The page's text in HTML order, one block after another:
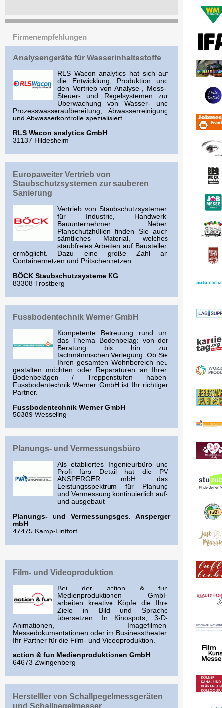
Firmenempfehlungen
Analysengeräte für Wasserinhaltsstoffe
RLS Wacon analytics hat sich auf
die Entwicklung, Produktion und
den Vertrieb von Analyse-, Mess-,
Steuer- und Regelsystemen zur
Überwachung von Wasser- und
Prozesswasseraufbereitung, Abwasserreinigung
und Abwasserkontrolle spezialisiert.
RLS Wacon analytics GmbH
31137 Hildesheim
Europaweiter Vertrieb von
Staubschutzsystemen zur sauberen
Sanierung
Vertrieb von Staubschutzsystemen
für Industrie, Handwerk,
Bauunternehmen. Neben
Planschutzhüllen finden Sie auch
sämtliches Material, welches
staubfreies Arbeiten auf Baustellen
ermöglicht. Dazu eine große Zahl an
Containernetzen und Pritschennetzen.
BÖCK Staubschutzsysteme KG
83308 Trostberg
Fussbodentechnik Werner GmbH
Kompetente Betreuung rund um
das Thema Bodenbelag: von der
Beratung bis hin zur
fachmännischen Verlegung. Ob Sie
Ihren gesamten Wohnbereich neu
gestalten möchten oder Reparaturen an Ihren
Bodenbelägen / Treppenstufen haben,
Fussbodentechnik Werner GmbH ist Ihr richtiger
Partner.
Fussbodentechnik Werner GmbH
50389 Wesseling
Planungs- und Vermessungsbüro
Als etabliertes Ingenieurbüro und
Profi fürs Detail hat die PV
ANSPERGER mbH das
Leistungsspektrum für Planung
und Vermessung kontinuierlich auf-
und ausgebaut
Planungs- und Vermessungsges. Ansperger
mbH
47475 Kamp-Lintfort
Film- und Videoproduktion
Bei der action & fun
Medienproduktionen GmbH
arbeiten kreative Köpfe die Ihre
Ziele in Bild und Sprache
übersetzen. In Kinospots, 3-D-
Animationen, Imagefilmen,
Messedokumentationen oder im Businesstheater.
Ihr Partner für die Film- und Videoproduktion.
action & fun Medienproduktionen GmbH
64673 Zwingenberg
Herstelller von Schallpegelmessgeräten
und Schallpegelmesser